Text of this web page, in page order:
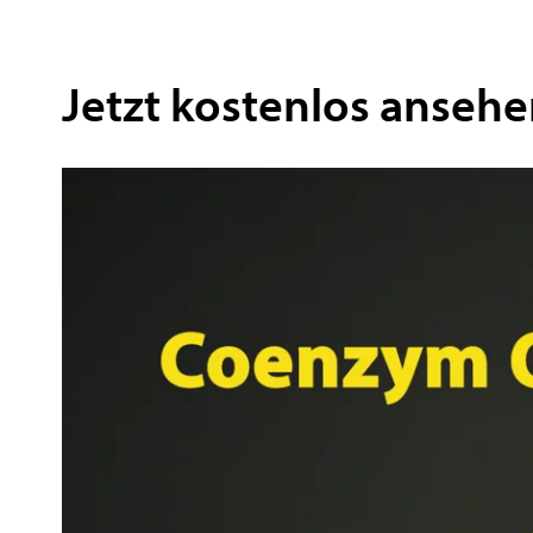
Jetzt kostenlos